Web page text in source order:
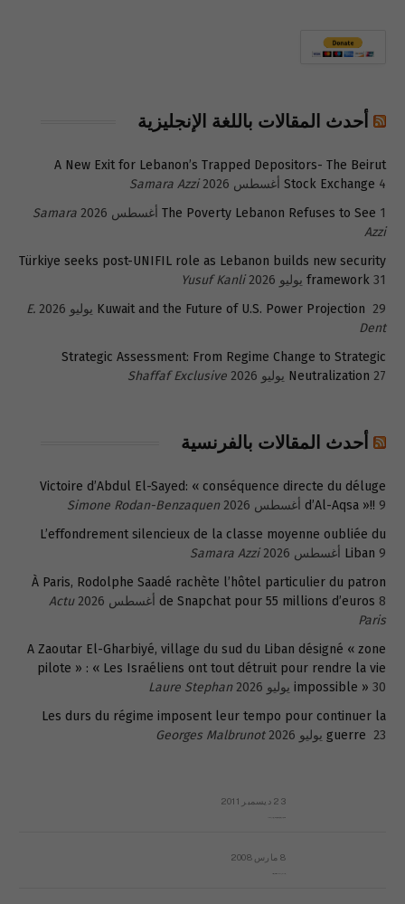
أحدث المقالات باللغة الإنجليزية
A New Exit for Lebanon’s Trapped Depositors- The Beirut
Stock Exchange 4 أغسطس 2026
Samara Azzi
The Poverty Lebanon Refuses to See 1 أغسطس 2026
Samara
Azzi
Türkiye seeks post-UNIFIL role as Lebanon builds new security
framework 31 يوليو 2026
Yusuf Kanli
Kuwait and the Future of U.S. Power Projection 29 يوليو 2026
E.
Dent
Strategic Assessment: From Regime Change to Strategic
Neutralization 27 يوليو 2026 Shaffaf Exclusive
أحدث المقالات بالفرنسية
Victoire d’Abdul El-Sayed: « conséquence directe du déluge
d’Al-Aqsa »!! 9 أغسطس 2026
Simone Rodan-Benzaquen
L’effondrement silencieux de la classe moyenne oubliée du
Liban 9 أغسطس 2026
Samara Azzi
À Paris, Rodolphe Saadé rachète l’hôtel particulier du patron
de Snapchat pour 55 millions d’euros 8 أغسطس 2026
Actu
Paris
A Zaoutar El-Gharbiyé, village du sud du Liban désigné « zone
pilote » : « Les Israéliens ont tout détruit pour rendre la vie
impossible » 30 يوليو 2026
Laure Stephan
Les durs du régime imposent leur tempo pour continuer la
guerre 23 يوليو 2026 Georges Malbrunot
23 ديسمبر 2011
8 مارس 2008